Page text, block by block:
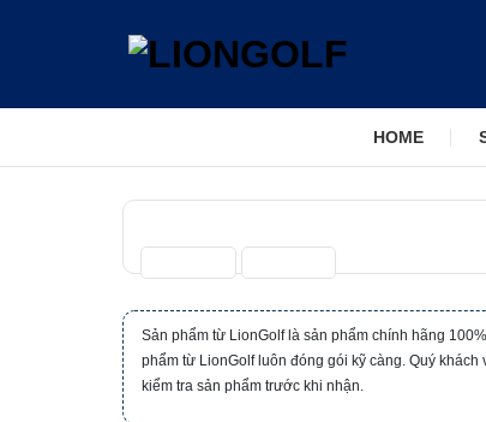
HOME
Sản phẩm từ LionGolf là sản phẩm chính hãng
phẩm từ LionGolf luôn đóng gói kỹ càng. Quý khách
kiểm tra sản phẩm trước khi nhận.